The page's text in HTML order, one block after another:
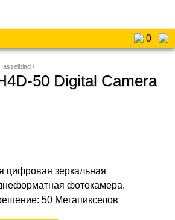
0
50 Digital Camera
цифровая зеркальная
фотокамера.
50 Мегапикселов